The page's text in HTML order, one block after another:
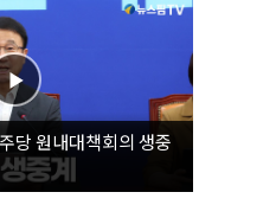
당 원내대책회의 생중